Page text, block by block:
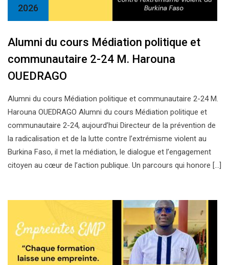
2026
Alumni du cours Médiation politique et
communautaire 2-24 M. Harouna
OUEDRAGO
Alumni du cours Médiation politique et communautaire 2-24 M.
Harouna OUEDRAGO Alumni du cours Médiation politique et
communautaire 2-24, aujourd’hui Directeur de la prévention de
la radicalisation et de la lutte contre l’extrémisme violent au
Burkina Faso, il met la médiation, le dialogue et l’engagement
citoyen au cœur de l’action publique. Un parcours qui honore […]